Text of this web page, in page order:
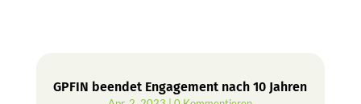
GPFIN beendet Engagement nach 10 Jahren